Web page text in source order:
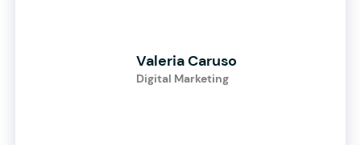
Valeria Caruso
Digital Marketing